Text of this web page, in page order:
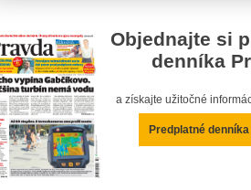
Objednajte si
denníka
a získajte užitočné
Predplatné